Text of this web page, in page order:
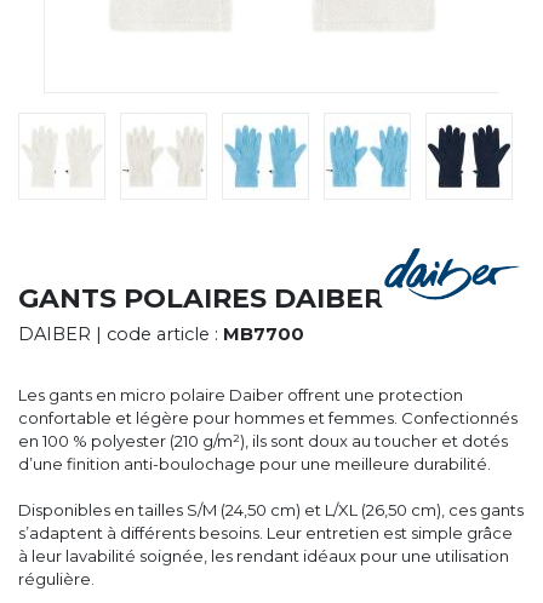
LA SOCIÉTÉ
CATALOGUES & TARIFS
MARQUES & CERTIFICATS
TECHNIQUES MARQUAGE
GANTS POLAIRES DAIBER
DAIBER | code article : MB7700
Les gants en micro polaire Daiber offrent une protection
confortable et légère pour hommes et femmes. Confectionnés
en 100 % polyester (210 g/m²), ils sont doux au toucher et dotés
d’une finition anti-boulochage pour une meilleure durabilité.
Disponibles en tailles S/M (24,50 cm) et L/XL (26,50 cm), ces gants
s’adaptent à différents besoins. Leur entretien est simple grâce
à leur lavabilité soignée, les rendant idéaux pour une utilisation
régulière.